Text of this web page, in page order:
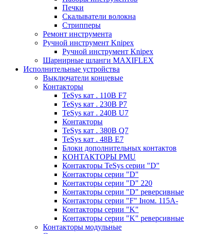
Печки
Скалыватели волокна
Стрипперы
Ремонт инструмента
Ручной инструмент Knipex
Ручной инструмент Knipex
Шарнирные шланги MAXIFLEX
Исполнительные устройства
Выключатели концевые
Контакторы
TeSys кат . 110В F7
TeSys кат . 230В P7
TeSys кат . 240В U7
Контакторы
TeSys кат . 380В Q7
TeSys кат . 48В E7
Блоки дополнительных контактов
КОНТАКТОРЫ PMU
Контакторы TeSys серии "D"
Контакторы серии "D"
Контакторы серии "D" 220
Контакторы серии "D" реверсивные
Контакторы серии "F" Iном. 115А-
Контакторы серии "K"
Контакторы серии "K" реверсивные
Контакторы модульные